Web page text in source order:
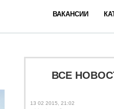
ВАКАНСИИ
ВСЕ
13 02 2015, 21:02